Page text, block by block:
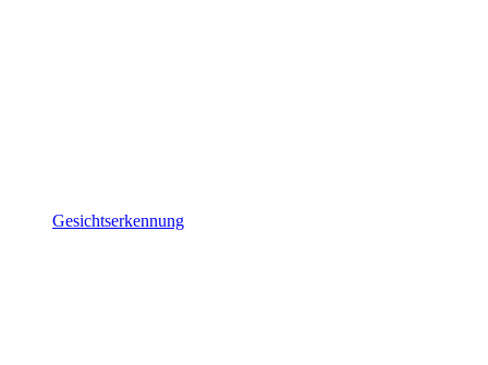
Gesichtserkennung